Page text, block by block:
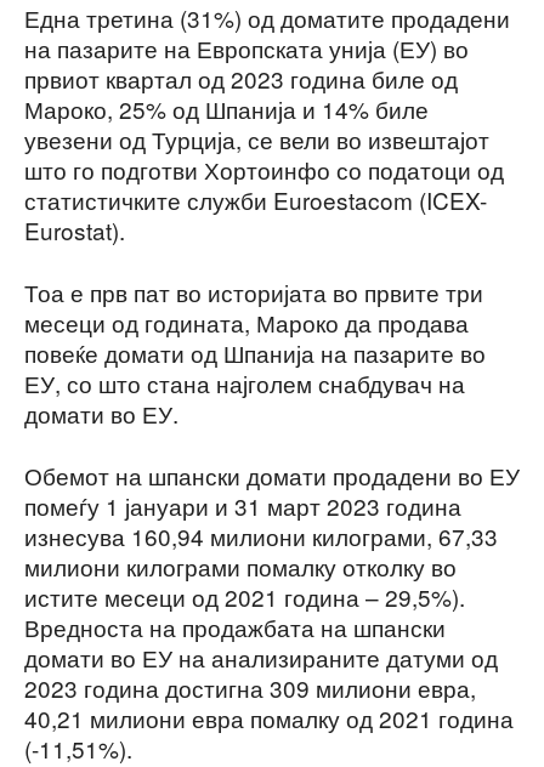
Една третина (31%) од доматите продадени
на пазарите на Европската унија (ЕУ) во
првиот квартал од 2023 година биле од
Мароко, 25% од Шпанија и 14% биле
увезени од Турција, се вели во извештајот
што го подготви Хортоинфо со податоци од
статистичките служби Euroestacom (ICEX-
Eurostat).
Тоа е прв пат во историјата во првите три
месеци од годината, Мароко да продава
повеќе домати од Шпанија на пазарите во
ЕУ, со што стана најголем снабдувач на
домати во ЕУ.
Обемот на шпански домати продадени во ЕУ
помеѓу 1 јануари и 31 март 2023 година
изнесува 160,94 милиони килограми, 67,33
милиони килограми помалку отколку во
истите месеци од 2021 година – 29,5%).
Вредноста на продажбата на шпански
домати во ЕУ на анализираните датуми од
2023 година достигна 309 милиони евра,
40,21 милиони евра помалку од 2021 година
(-11,51%).